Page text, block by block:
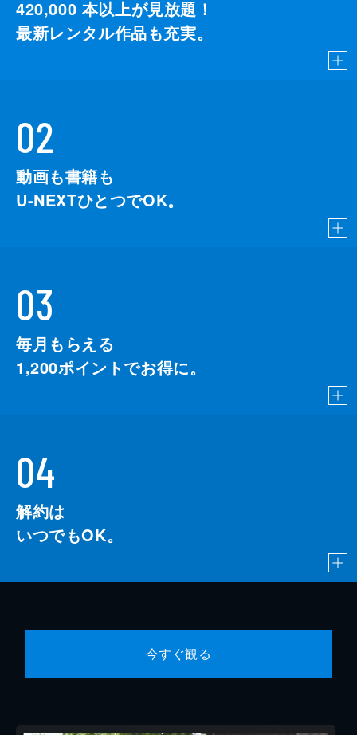
420,000 本以上が見放題！
最新レンタル作品も充実。
02
動画も書籍も
U-NEXTひとつでOK。
03
毎月もらえる
1,200ポイントでお得に。
04
解約は
いつでもOK。
今すぐ観る